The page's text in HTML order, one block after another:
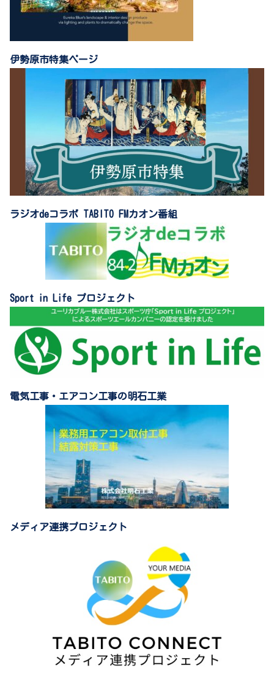
伊勢原市特集ページ
ラジオdeコラボ TABITO FMカオン番組
Sport in Life プロジェクト
電気工事・エアコン工事の明石工業
メディア連携プロジェクト